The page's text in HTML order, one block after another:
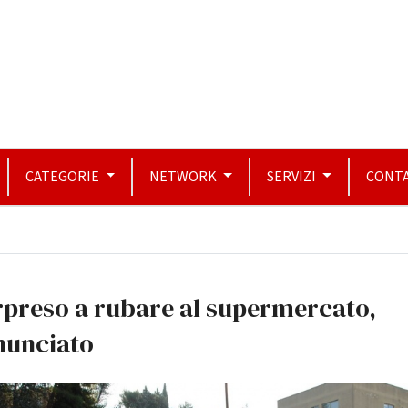
CATEGORIE NETWORK SERVIZI
a rubare al supermercato,